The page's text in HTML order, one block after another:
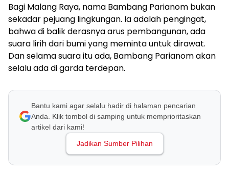
Bagi Malang Raya, nama Bambang Parianom bukan
sekadar pejuang lingkungan. Ia adalah pengingat,
bahwa di balik derasnya arus pembangunan, ada
suara lirih dari bumi yang meminta untuk dirawat.
Dan selama suara itu ada, Bambang Parianom akan
selalu ada di garda terdepan.
Bantu kami agar selalu hadir di halaman pencarian
Anda. Klik tombol di samping untuk memprioritaskan
artikel dari kami!
Jadikan Sumber Pilihan